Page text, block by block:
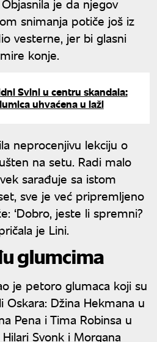
je da njegov
snimanja potiče još iz
vesterne, jer bi glasni
konje.
Svini u centru skandala:
uhvaćena u laži
neprocenjivu lekciju o
na setu. Radi malo
sarađuje sa istom
sve je već pripremljeno
‘Dobro, jeste li spremni?
je Lini.
glumcima
je petoro glumaca koji su
Oskara: Džina Hekmana u
Pena i Tima Robinsa u
Svonk i Morgana